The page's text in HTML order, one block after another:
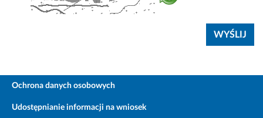
Ochrona danych osobowych
Udostępnianie informacji na wniosek